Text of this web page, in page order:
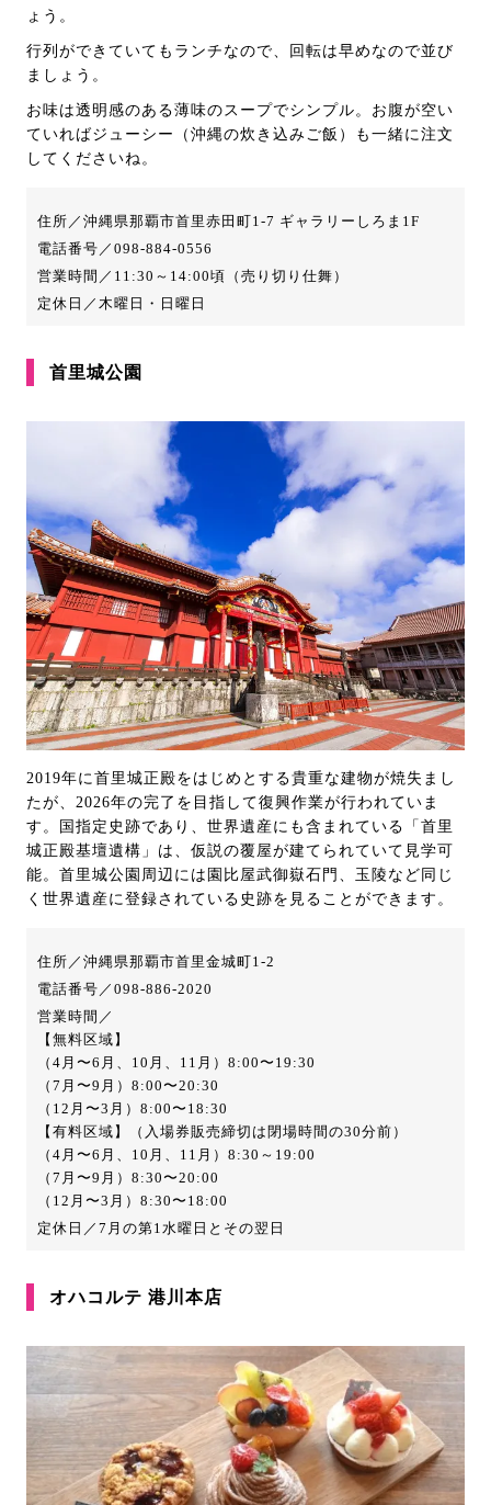
ょう。
行列ができていてもランチなので、回転は早めなので並び
ましょう。
お味は透明感のある薄味のスープでシンプル。お腹が空い
ていればジューシー（沖縄の炊き込みご飯）も一緒に注文
してくださいね。
住所／沖縄県那覇市首里赤田町1-7 ギャラリーしろま1F
電話番号／098-884-0556
営業時間／11:30～14:00頃（売り切り仕舞）
定休日／木曜日・日曜日
首里城公園
2019年に首里城正殿をはじめとする貴重な建物が焼失まし
たが、2026年の完了を目指して復興作業が行われていま
す。国指定史跡であり、世界遺産にも含まれている「首里
城正殿基壇遺構」は、仮説の覆屋が建てられていて見学可
能。首里城公園周辺には園比屋武御嶽石門、玉陵など同じ
く世界遺産に登録されている史跡を見ることができます。
住所／沖縄県那覇市首里金城町1-2
電話番号／098-886-2020
営業時間／
【無料区域】
（4月〜6月、10月、11月）8:00〜19:30
（7月〜9月）8:00〜20:30
（12月〜3月）8:00〜18:30
【有料区域】（入場券販売締切は閉場時間の30分前）
（4月〜6月、10月、11月）8:30～19:00
（7月〜9月）8:30〜20:00
（12月〜3月）8:30〜18:00
定休日／7月の第1水曜日とその翌日
オハコルテ 港川本店